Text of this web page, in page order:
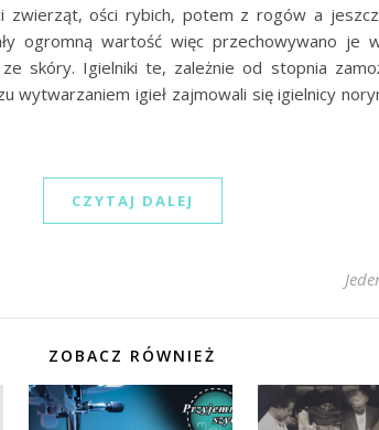
zwierząt, ości rybich, potem z rogów a
ogromną wartość więc przechowywano je
skóry. Igielniki te, zależnie od stopnia
wytwarzaniem igieł zajmowali się igielnicy
CZYTAJ DALEJ
ZOBACZ RÓWNIEŻ